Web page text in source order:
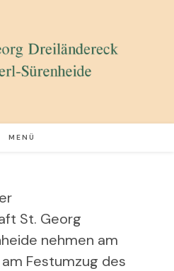
MENÜ
St. Georg
nehmen am
Festumzug des